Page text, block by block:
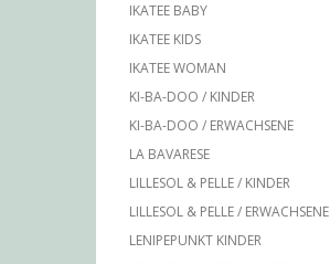
IKATEE BABY
IKATEE KIDS
IKATEE WOMAN
KI-BA-DOO / KINDER
KI-BA-DOO / ERWACHSENE
LA BAVARESE
LILLESOL & PELLE / KINDER
LILLESOL & PELLE / ERWACHSENE
LENIPEPUNKT KINDER